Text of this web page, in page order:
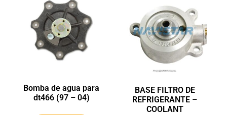
Bomba de agua para
dt466 (97 – 04)
BASE FILTRO DE
REFRIGERANTE –
COOLANT